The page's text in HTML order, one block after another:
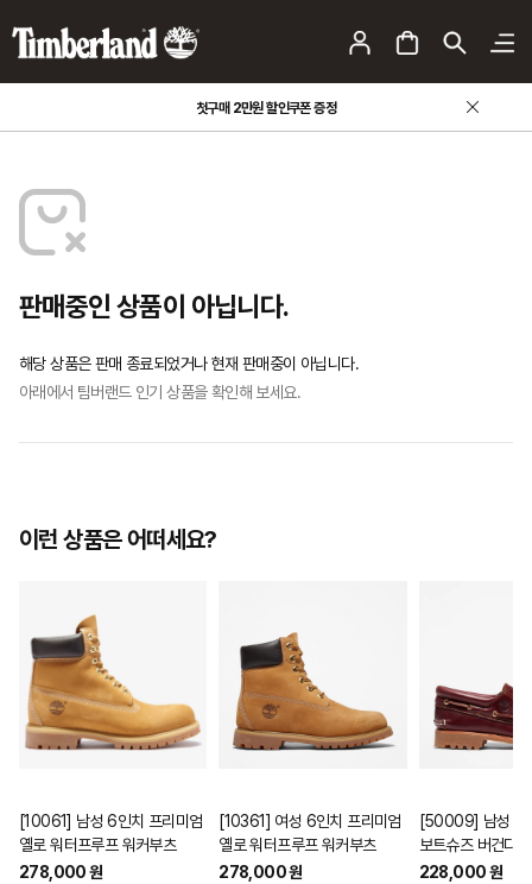
첫구매 2만원 할인쿠폰 증정
판매중인 상품이 아닙니다.
해당 상품은 판매 종료되었거나 현재 판매중이 아닙니다.
아래에서 팀버랜드 인기 상품을 확인해 보세요.
이런 상품은 어떠세요?
[10061] 남성 6인치 프리미엄
옐로 워터프루프 워커부츠
278,000 원
[10361] 여성 6인치 프리미엄
옐로 워터프루프 워커부츠
278,000 원
[50009] 남성 클
보트슈즈 버건디
228,000 원